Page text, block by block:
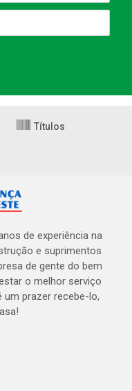
Títulos
de experiência na
e suprimentos
de gente do bem
o melhor serviço
prazer recebe-lo,